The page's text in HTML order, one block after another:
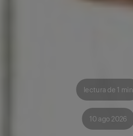
lectura de 1 min
10 ago 2026